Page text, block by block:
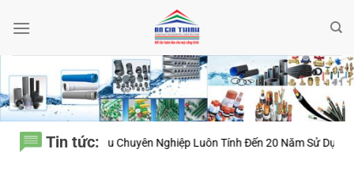
qua
Tin tức:
Sao Nhà Thầu Chuyên Nghiệp Luôn Tính Đến 20 Năm Sử Dụng Thay